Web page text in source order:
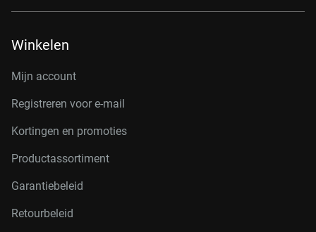
Winkelen
Mijn account
Registreren voor e-mail
Kortingen en promoties
Productassortiment
Garantiebeleid
Retourbeleid